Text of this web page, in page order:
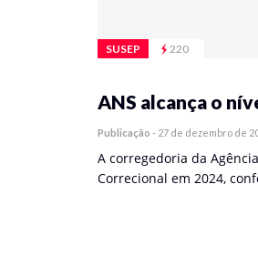
SUSEP 220
ANS alcança o
Publicação - 27 de dezembro de
A corregedoria da
Correcional em 2024,